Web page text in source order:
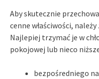
Aby skutecznie
cenne właściwości,
Najlepiej trzymać je w
pokojowej lub nieco
bezpośredniego